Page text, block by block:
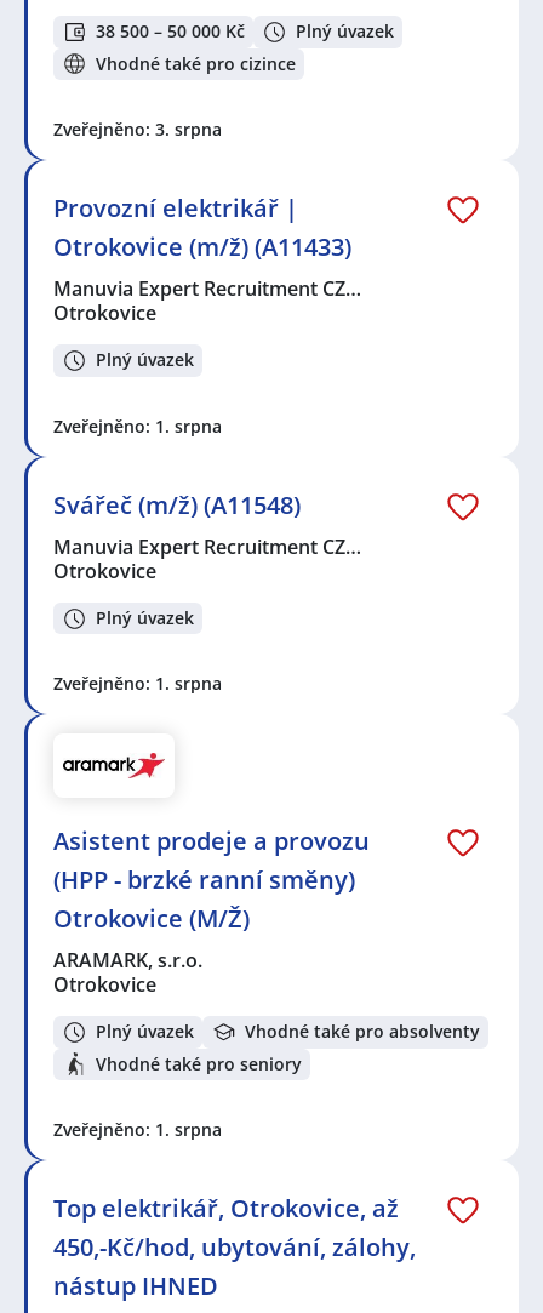
38 500 – 50 000 Kč
Plný úvazek
Vhodné také pro cizince
Zveřejněno: 3. srpna
Provozní elektrikář |
Otrokovice (m/ž) (A11433)
Manuvia Expert Recruitment CZ…
Otrokovice
Plný úvazek
Zveřejněno: 1. srpna
Svářeč (m/ž) (A11548)
Manuvia Expert Recruitment CZ…
Otrokovice
Plný úvazek
Zveřejněno: 1. srpna
Asistent prodeje a provozu
(HPP - brzké ranní směny)
Otrokovice (M/Ž)
ARAMARK, s.r.o.
Otrokovice
Plný úvazek
Vhodné také pro absolventy
Vhodné také pro seniory
Zveřejněno: 1. srpna
Top elektrikář, Otrokovice, až
450,-Kč/hod, ubytování, zálohy,
nástup IHNED